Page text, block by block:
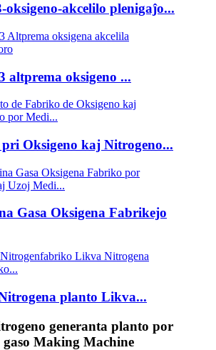
oksigeno-akcelilo plenigaĵo...
altprema oksigeno ...
Oksigeno kaj Nitrogeno...
Gasa Oksigena Fabrikejo
planto Likva...
generanta planto por
Making Machine